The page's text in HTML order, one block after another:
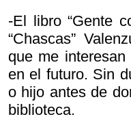
-El libro “Gente
“Chascas”
que me
en el futuro. Sin
o hijo antes de
biblioteca.